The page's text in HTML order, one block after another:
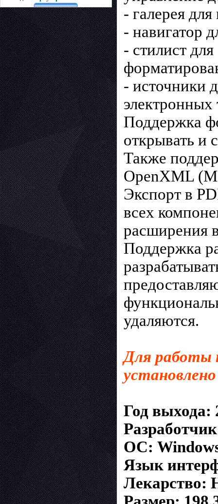
- галерея
- навигатор
- стилист
- источники
электронных
Поддержка
открывать и
Также
OpenXML
Экспорт в
всех
расширения
Поддержка
удаляются.
Для работы
Год выхода:
ОС:
Язык
Лекарство: